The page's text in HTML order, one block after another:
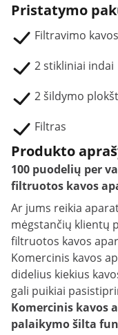
Pristatymo
Filtravimo
2 stikliniai indai
2 šildymo
Filtras
Produkto
100 puodelių per
filtruotos kavos
Ar jums reikia
mėgstančių klientų
filtruotos kavos
Komercinis kavos
didelius kiekius
gali puikiai
Komercinis kavos
palaikymo šilta